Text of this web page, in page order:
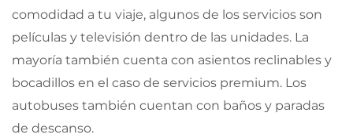
comodidad a tu viaje, algunos de los servicios son
películas y televisión dentro de las unidades. La
mayoría también cuenta con asientos reclinables y
bocadillos en el caso de servicios premium. Los
autobuses también cuentan con baños y paradas
de descanso.